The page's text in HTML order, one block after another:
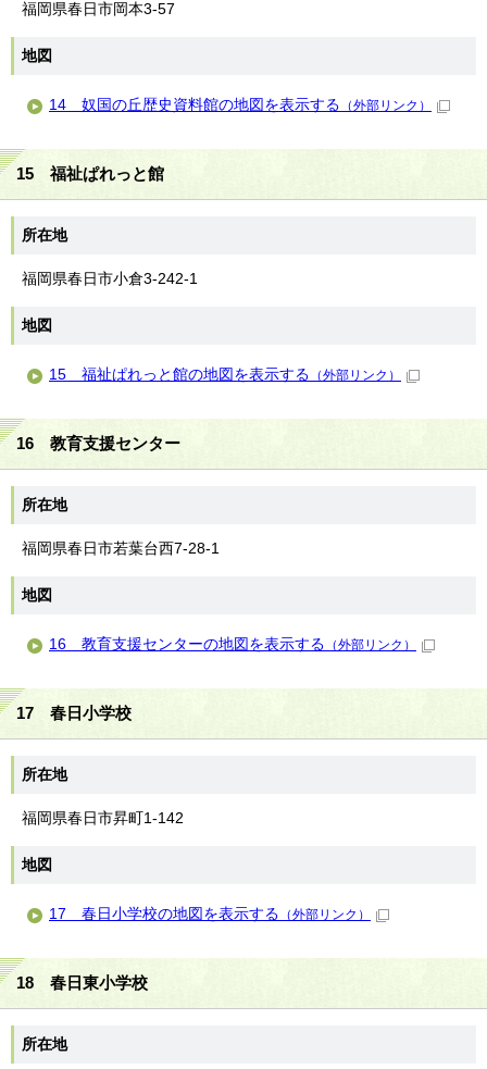
福岡県春日市岡本3-57
地図
14 奴国の丘歴史資料館の地図を表示する （外部リンク）
15 福祉ぱれっと館
所在地
福岡県春日市小倉3-242-1
地図
15 福祉ぱれっと館の地図を表示する （外部リンク）
16 教育支援センター
所在地
福岡県春日市若葉台西7-28-1
地図
16 教育支援センターの地図を表示する （外部リンク）
17 春日小学校
所在地
福岡県春日市昇町1-142
地図
17 春日小学校の地図を表示する （外部リンク）
18 春日東小学校
所在地